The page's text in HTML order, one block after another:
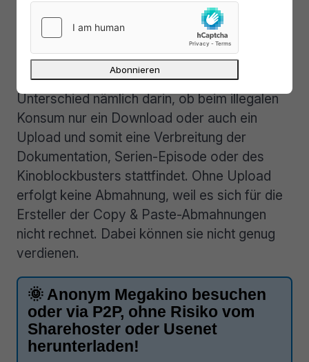
Filme lagern, arbeiten sauber und lassen sich
zur Verbreitung der Filme nicht von den
Geräten der Zuschauer unterstützen.
Juristisch gesehen besteht der entscheidende
Unterschied nämlich darin, ob beim illegalen
Konsum nur ein Download oder auch ein
Upload und somit eine Verbreitung der
Dokumentation, Serien-Episode oder des
Kinoblockbusters stattfindet. Ohne Upload
erfolgt keine Abmahnung, weil es sich für die
Ersteller der Copy & Paste-Abmahnungen
nicht rechnet. Dabei können sie nicht genug
verdienen.
🌞 Anonym Megakino besuchen
oder via P2P, ohne Risiko vom
Sharehoster oder Usenet
herunterladen!